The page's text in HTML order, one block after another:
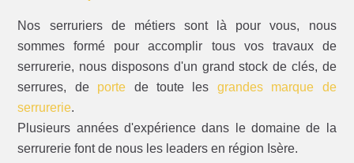
Nos serruriers de métiers sont là pour vous, nous
sommes formé pour accomplir tous vos travaux de
serrurerie, nous disposons d'un grand stock de clés, de
serrures, de porte de toute les grandes marque de
serrurerie.
Plusieurs années d'expérience dans le domaine de la
serrurerie font de nous les leaders en région Isère.